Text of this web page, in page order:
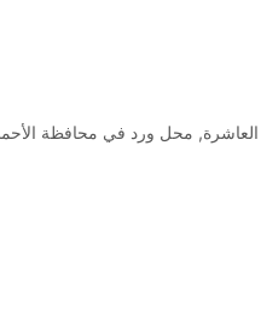
, محل ورد في محافظة